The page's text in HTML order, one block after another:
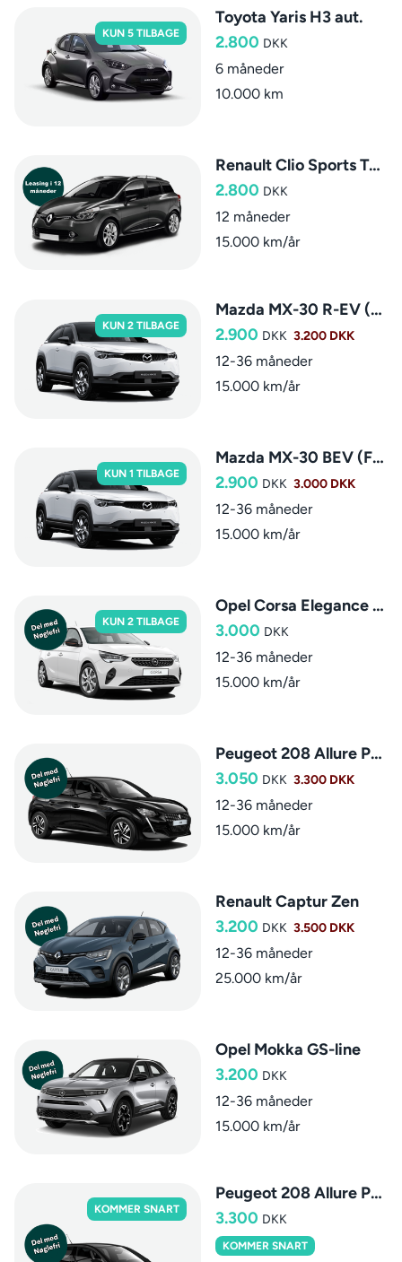
KUN 5 TILBAGE
Toyota Yaris H3 aut.
2.800 DKK
6 måneder
10.000 km
Renault Clio Sports Tourer
2.800 DKK
12 måneder
15.000 km/år
KUN 2 TILBAGE
Mazda MX-30 R-EV (Hybrid)
2.900 DKK 3.200 DKK
12-36 måneder
15.000 km/år
KUN 1 TILBAGE
Mazda MX-30 BEV (Fuldelektrisk)
2.900 DKK 3.000 DKK
12-36 måneder
15.000 km/år
KUN 2 TILBAGE
Opel Corsa Elegance Sky
3.000 DKK
12-36 måneder
15.000 km/år
Peugeot 208 Allure Pack
3.050 DKK 3.300 DKK
12-36 måneder
15.000 km/år
Renault Captur Zen
3.200 DKK 3.500 DKK
12-36 måneder
25.000 km/år
Opel Mokka GS-line
3.200 DKK
12-36 måneder
15.000 km/år
KOMMER SNART
Peugeot 208 Allure Pack AUT.
3.300 DKK
KOMMER SNART